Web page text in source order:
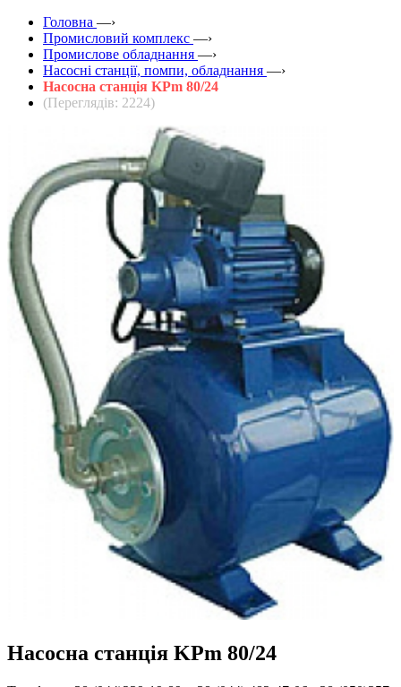
Головна —›
Промисловий комплекс —›
Промислове обладнання —›
Насосні станції, помпи, обладнання —›
Насосна станція KPm 80/24
(Переглядів: 2224)
Насосна станція KPm 80/24